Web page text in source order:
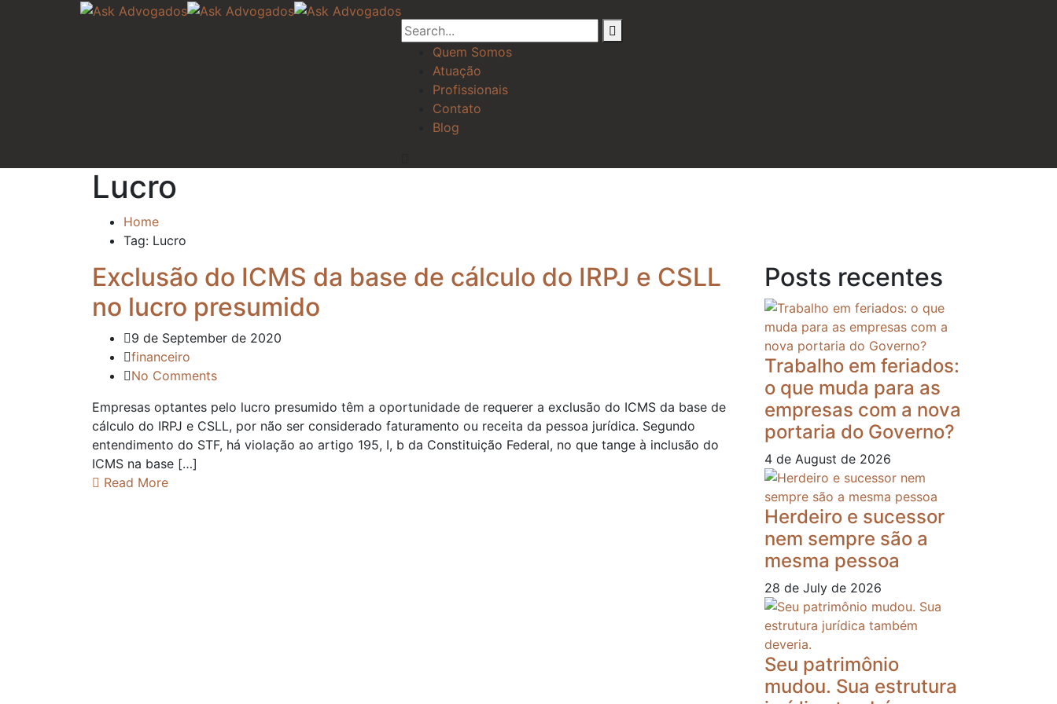
Quem Somos
Atuação
Profissionais
Contato
Blog
Lucro
Home
Tag: Lucro
Exclusão do ICMS da base de cálculo do IRPJ e CSLL
no lucro presumido
9 de September de 2020
financeiro
No Comments
Empresas optantes pelo lucro presumido têm a oportunidade de requerer a exclusão do ICMS da base de
cálculo do IRPJ e CSLL, por não ser considerado faturamento ou receita da pessoa jurídica. Segundo
entendimento do STF, há violação ao artigo 195, I, b da Constituição Federal, no que tange à inclusão do
ICMS na base […]
Read More
Posts recentes
Trabalho em feriados:
o que muda para as
empresas com a nova
portaria do Governo?
4 de August de 2026
Herdeiro e sucessor
nem sempre são a
mesma pessoa
28 de July de 2026
Seu patrimônio
mudou. Sua estrutura